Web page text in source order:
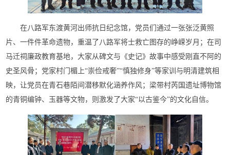
在八路军东渡黄河出师抗日纪念馆，党员们通过一张张泛黄照
片、一件件革命遗物，重温了八路军将士救亡图存的峥嵘岁月；在司
马迁祠廉政教育基地，大家从碑文与《史记》故事中感受刚直不阿的
史圣风骨；党家村门楣上“崇俭戒奢”“慎独修身”等家训与明清建筑相
映，让党员在青石巷陌间潜移默化涵养作风；梁带村芮国遗址博物馆
的青铜编钟、玉器等文物，则激发了大家“以古鉴今”的文化自信。